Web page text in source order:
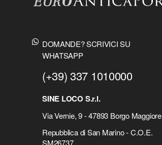
DOMANDE? SCRIVICI SU
WHATSAPP
(+39) 337 1010000
SINE LOCO S.r.l.
Via Vernie, 9 - 47893 Borgo Maggiore
Repubblica di San Marino - C.O.E.
SM26737